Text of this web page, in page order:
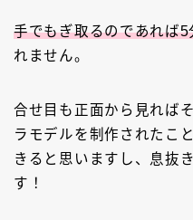
手でもぎ取るのであれば
れません。
合せ目も正面から見れば
ラモデルを制作されたこ
きると思いますし、息抜
す！